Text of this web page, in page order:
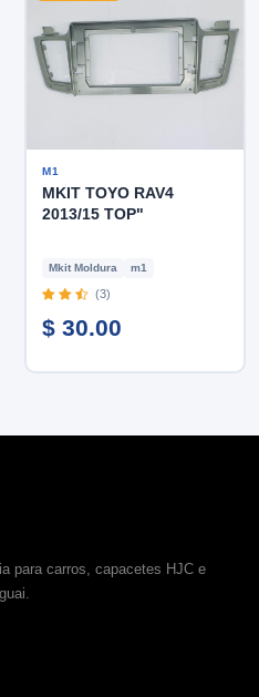
M1
MKIT TOYO RAV4
2013/15 TOP"
Mkit Moldura m1
(3)
$ 30.00
para carros, capacetes HJC e